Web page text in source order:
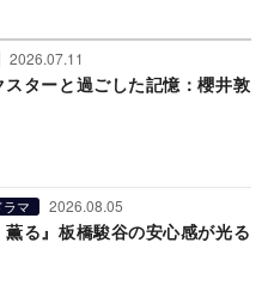
2026.07.11
スターと過ごした記憶：櫻井敦
マ 2026.08.05
薫る』板橋駿谷の安心感が光る